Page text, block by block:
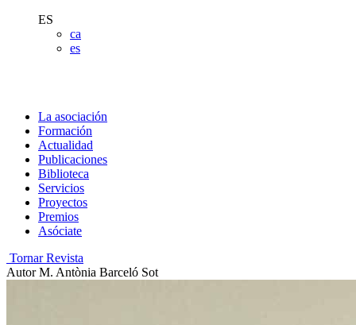
ES
ca
es
La asociación
Formación
Actualidad
Publicaciones
Biblioteca
Servicios
Proyectos
Premios
Asóciate
Tornar Revista
Autor M. Antònia Barceló Sot